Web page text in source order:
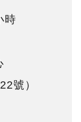
時
號）